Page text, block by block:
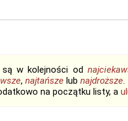
są w kolejności od
, najtańsze lub najdroższe.
na początku listy, a